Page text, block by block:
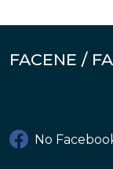
FACENE /
No